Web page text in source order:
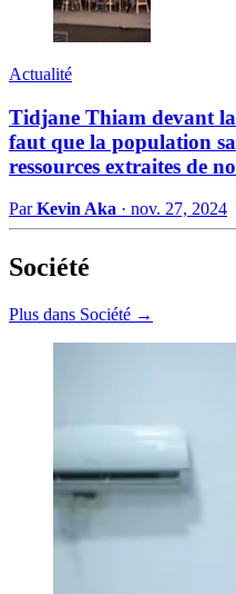
Actualité
Tidjane Thiam devant
faut que la population
ressources extraites de
ParKevin Aka · nov. 27, 2024
Société
Plus dans Société →